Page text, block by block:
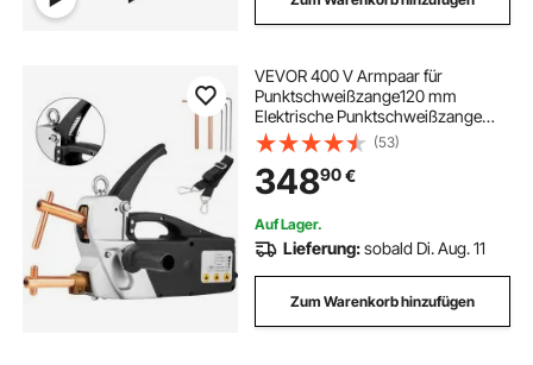
VEVOR 400 V Armpaar für
Punktschweißzange120 mm
Elektrische Punktschweißzange
25A Spot Welder Gun
(53)
34890€
Auf Lager.
Lieferung:sobald Di. Aug. 11
Zum Warenkorb hinzufügen